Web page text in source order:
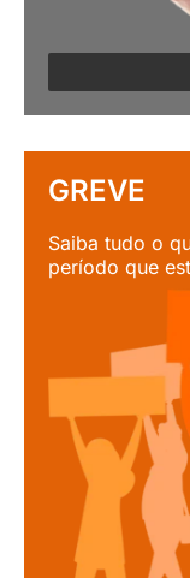
GREVE
Saiba tudo o
período que